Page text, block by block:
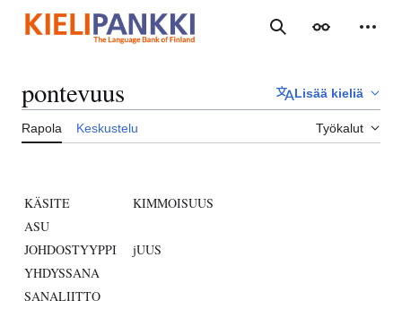
sisältöön
Haku Ulkoasu
pontevuus Lisää kieliä
Rapola Keskustelu Työkalut
KÄSITE
KIMMOISUUS
ASU
JOHDOSTYYPPI
jUUS
YHDYSSANA
SANALIITTO